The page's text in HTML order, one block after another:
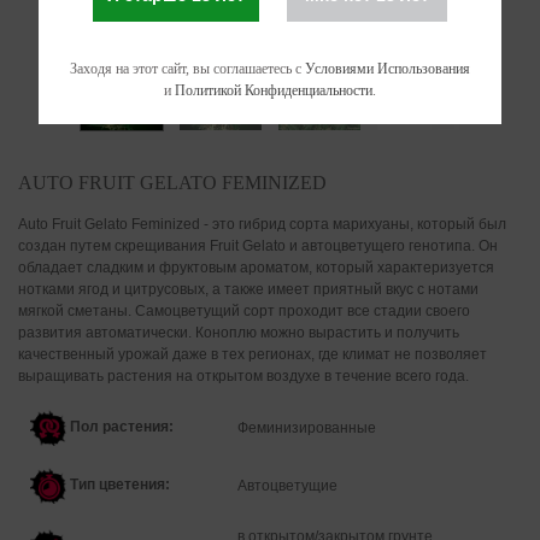
AUTO FRUIT GELATO FEMINIZED
Auto Fruit Gelato Feminized - это гибрид сорта марихуаны, который был
создан путем скрещивания Fruit Gelato и автоцветущего генотипа. Он
обладает сладким и фруктовым ароматом, который характеризуется
нотками ягод и цитрусовых, а также имеет приятный вкус с нотами
мягкой сметаны. Самоцветущий сорт проходит все стадии своего
развития автоматически. Коноплю можно вырастить и получить
качественный урожай даже в тех регионах, где климат не позволяет
выращивать растения на открытом воздухе в течение всего года.
Пол растения: Феминизированные
Тип цветения: Автоцветущие
в открытом/закрытом грунте,
Заходя на этот сайт, вы соглашаетесь с Условиями Использования
и Политикой Конфиденциальности.